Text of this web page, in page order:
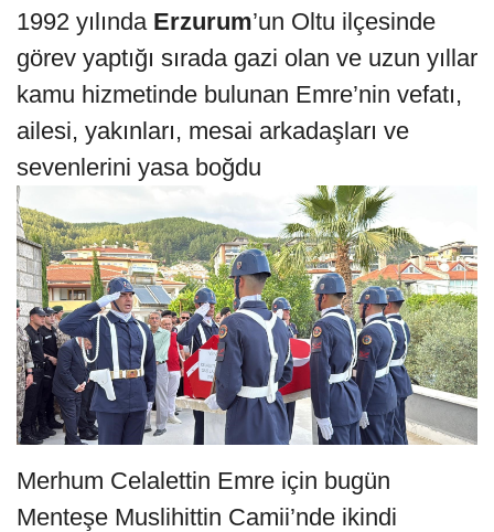
1992 yılında Erzurum’un Oltu ilçesinde
görev yaptığı sırada gazi olan ve uzun yıllar
kamu hizmetinde bulunan Emre’nin vefatı,
ailesi, yakınları, mesai arkadaşları ve
sevenlerini yasa boğdu
Merhum Celalettin Emre için bugün
Menteşe Muslihittin Camii’nde ikindi